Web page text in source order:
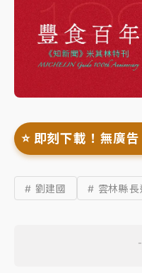
⭐️ 即刻下載！無廣
# 劉建國 # 雲林縣長